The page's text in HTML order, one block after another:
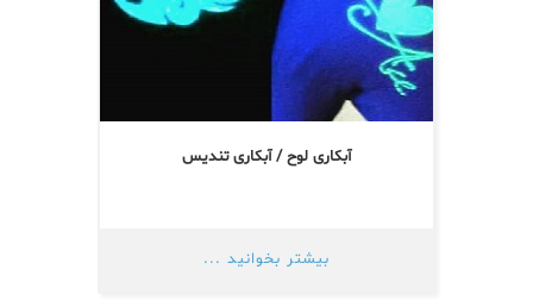
آبکاری لوح / آبکاری تندیس
بیشتر بخوانید ...